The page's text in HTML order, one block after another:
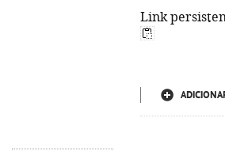
Link